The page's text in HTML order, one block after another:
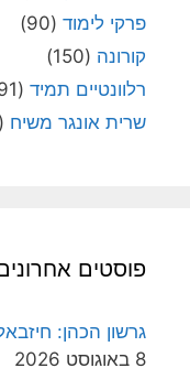
פרקי לימוד (90)
קורונה (150)
רלוונטיים תמיד (4,091)
שרית אונגר משיח (72)
פוסטים
גרשון הכהן:
8 באוגוסט 2026